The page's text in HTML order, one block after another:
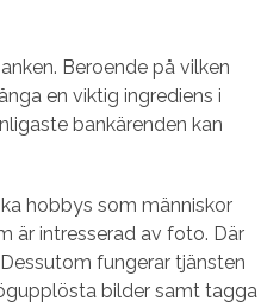
Beroende på vilken
en viktig ingrediens i
bankärenden kan
hobbys som människor
är intresserad av foto. Där
fungerar tjänsten
bilder samt tagga